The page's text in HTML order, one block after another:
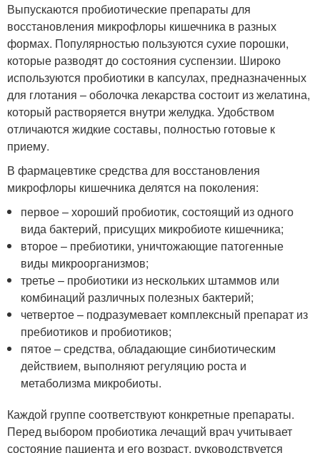
Выпускаются пробиотические препараты для
восстановления микрофлоры кишечника в разных
формах. Популярностью пользуются сухие порошки,
которые разводят до состояния суспензии. Широко
используются пробиотики в капсулах, предназначенных
для глотания – оболочка лекарства состоит из желатина,
который растворяется внутри желудка. Удобством
отличаются жидкие составы, полностью готовые к
приему.
В фармацевтике средства для восстановления
микрофлоры кишечника делятся на поколения:
первое – хороший пробиотик, состоящий из одного
вида бактерий, присущих микробиоте кишечника;
второе – пребиотики, уничтожающие патогенные
виды микроорганизмов;
третье – пробиотики из нескольких штаммов или
комбинаций различных полезных бактерий;
четвертое – подразумевает комплексный препарат из
пребиотиков и пробиотиков;
пятое – средства, обладающие синбиотическим
действием, выполняют регуляцию роста и
метаболизма микробиоты.
Каждой группе соответствуют конкретные препараты.
Перед выбором пробиотика лечащий врач учитывает
состояние пациента и его возраст, руководствуется